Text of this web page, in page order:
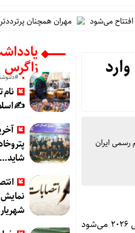
مهران همچنان پرترددترین
رسمی ایران
تیم ملی فوتبال ایران در شرایطی آماده حضور در جام جهانی ۲۰۲۶ می‌شود
زاگرس
✍️
شاید …